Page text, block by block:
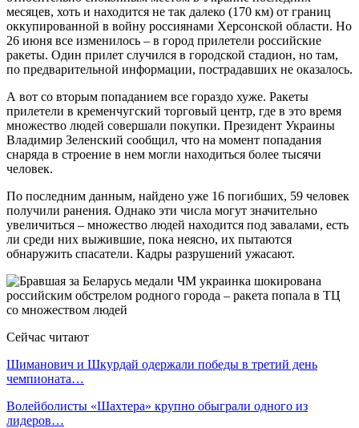
месяцев, хоть и находится не так далеко (170 км) от границ
оккупированной в войну россиянами Херсонской области. Но
26 июня все изменилось – в город прилетели российские
ракеты. Один прилет случился в городской стадион, но там,
по предварительной информации, пострадавших не оказалось.
А вот со вторым попаданием все гораздо хуже. Ракеты
прилетели в кременчугский торговый центр, где в это время
множество людей совершали покупки. Президент Украины
Владимир Зеленский сообщил, что на момент попадания
снаряда в строение в нем могли находиться более тысячи
человек.
По последним данным, найдено уже 16 погибших, 59 человек
получили ранения. Однако эти числа могут значительно
увеличиться – множество людей находится под завалами, есть
ли среди них выжившие, пока неясно, их пытаются
обнаружить спасатели. Кадры разрушений ужасают.
Сейчас читают
Шиманович и Шкурдай одержали победы в третий день
чемпионата…
Волейболисты «Шахтера» крупно обыграли одного из
лидеров…